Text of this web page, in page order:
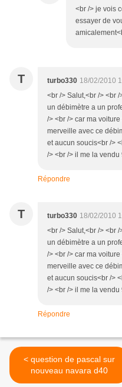
<br /> je vois
essayer de
T turbo330 18/02/2010
<br /> Salut,<br /> <br
un débimètre a un
/> <br /> car ma
merveille avec ce
et aucun soucis<br />
/> <br /> il me la vendu
Répondre
T turbo330 18/02/2010
<br /> Salut,<br /> <br
un débimètre a un
/> <br /> car ma
merveille avec ce
et aucun soucis<br />
/> <br /> il me la vendu
Répondre
< question de pascal sur
nouveau navara d40